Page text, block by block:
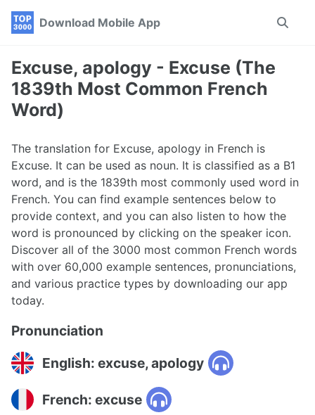
Skip
navigation
Skip
Skip
Download Mobile App
Toggle
Excuse, apology - Excuse (The
1839th Most Common French
Word)
The translation for Excuse, apology in French is
Excuse. It can be used as noun. It is classified as a B1
word, and is the 1839th most commonly used word in
French. You can find example sentences below to
provide context, and you can also listen to how the
word is pronounced by clicking on the speaker icon.
Discover all of the 3000 most common French words
with over 60,000 example sentences, pronunciations,
and various practice types by downloading our app
today.
Pronunciation
English: excuse, apology
French: excuse